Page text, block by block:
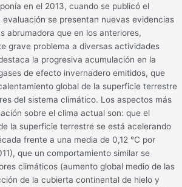
en el 2013, cuando se publicó el
evaluación se presentan nuevas evidencias
abrumadora que en los anteriores,
grave problema a diversas actividades
la progresiva acumulación en la
de efecto invernadero emitidos, que
global de la superficie terrestre
del sistema climático. Los aspectos más
sobre el clima actual son: que el
la superficie terrestre se está acelerando
frente a una media de 0,12 ℃ por
que un comportamiento similar se
climáticos (aumento global medio de las
de la cubierta continental de hielo y